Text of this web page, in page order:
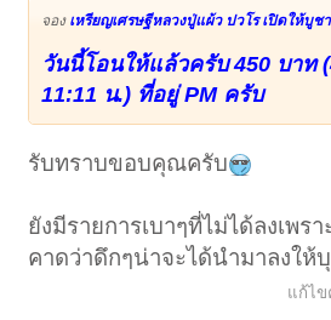
จองเหรียญเศรษฐีหลวงปู่แผ้ว ปวโร เปิดให้บูช
วันนี้โอนให้แล้วครับ 450 บาท
11:11 น.) ที่อยู่ PM ครับ
รับทราบขอบคุณครับ
ยังมีรายการเบาๆที่ไม่ได้ลงเพร
คาดว่าดึกๆน่าจะได้นำมาลงให้
แก้ไข